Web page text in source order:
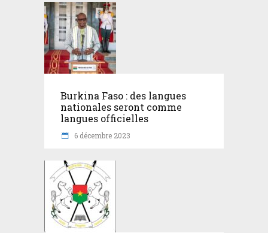
Burkina Faso : des langues
nationales seront comme
langues officielles
6 décembre 2023